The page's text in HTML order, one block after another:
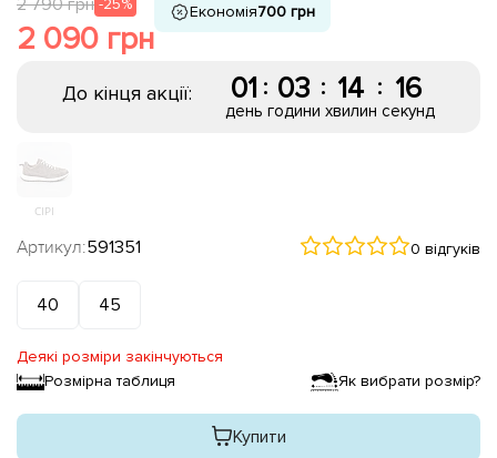
2 090 грн
Економія700 грн
До кінця акції: 01
день
: 03
години
: 14
хвилин
: 16
секунд
СІРІ
Артикул:591351 0 відгуків
40 45
Деякі розміри закінчуються
Розмірна таблиця
Як вибрати розмір?
Купити